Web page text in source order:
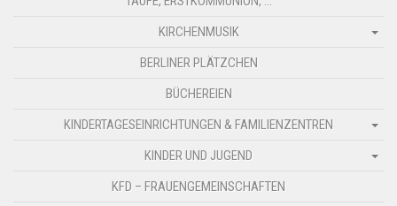
KIRCHENMUSIK
BERLINER PLÄTZCHEN
BÜCHEREIEN
KINDERTAGESEINRICHTUNGEN & FAMILIENZENTREN
KINDER UND JUGEND
KFD – FRAUENGEMEINSCHAFTEN